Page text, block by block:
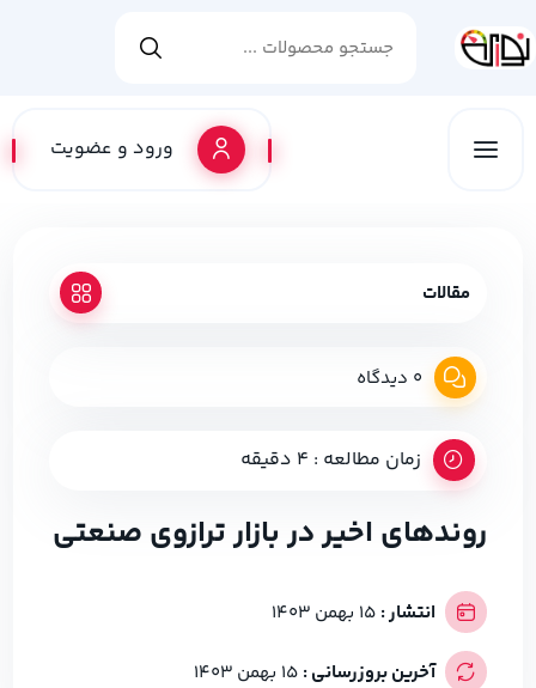
ورود و عضویت
مقالات
0 دیدگاه
زمان مطالعه : 4 دقیقه
روندهای اخیر در بازار ترازوی صنعتی
انتشار : 15 بهمن 1403
آخرین بروزرسانی : 15 بهمن 1403